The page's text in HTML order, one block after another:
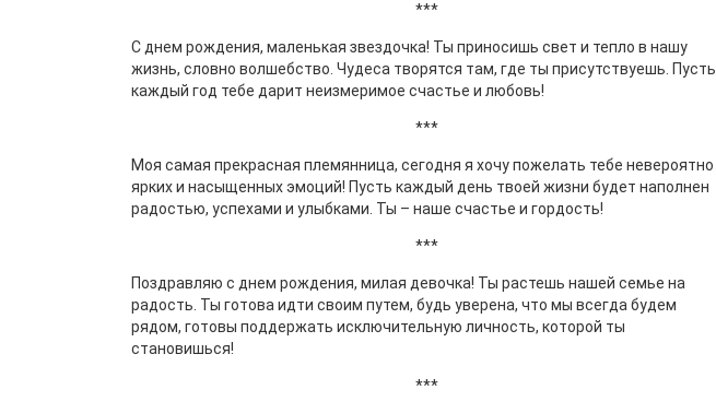
***
С днем рождения, маленькая звездочка! Ты приносишь свет и тепло в нашу
жизнь, словно волшебство. Чудеса творятся там, где ты присутствуешь. Пусть
каждый год тебе дарит неизмеримое счастье и любовь!
***
Моя самая прекрасная племянница, сегодня я хочу пожелать тебе невероятно
ярких и насыщенных эмоций! Пусть каждый день твоей жизни будет наполнен
радостью, успехами и улыбками. Ты – наше счастье и гордость!
***
Поздравляю с днем рождения, милая девочка! Ты растешь нашей семье на
радость. Ты готова идти своим путем, будь уверена, что мы всегда будем
рядом, готовы поддержать исключительную личность, которой ты
становишься!
***